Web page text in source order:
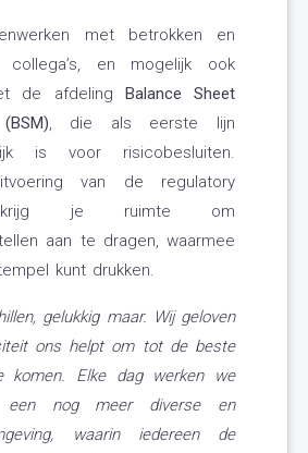
met betrokken en
collega’s, en mogelijk ook
de afdeling Balance Sheet
, die als eerste lijn
is voor risicobesluiten.
van de regulatory
krijg je ruimte om
aan te dragen, waarmee
kunt drukken.
gelukkig maar. Wij geloven
ons helpt om tot de beste
komen. Elke dag werken we
een nog meer diverse en
waarin iedereen de